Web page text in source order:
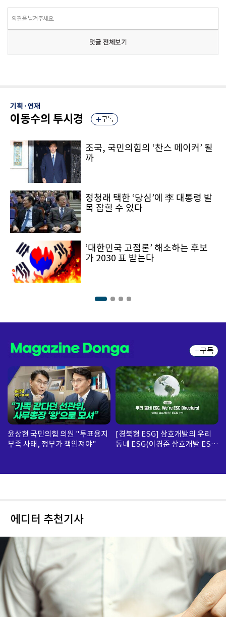
의견을 남겨주세요.
댓글 전체보기
기획·연재
이동수의 투시경 구독
조국, 국민의힘의 ‘찬스 메이커’ 될
까
정청래 택한 ‘당심’에 李 대통령 발
목 잡힐 수 있다
‘대한민국 고점론’ 해소하는 후보
가 2030 표 받는다
구독
윤상현 국민의힘 의원 "투표용지
부족 사태, 정부가 책임져야"
[경북형 ESG] 삼호개발의 우리
동네 ESG(이경준 삼호개발 ESG
에디터 추천기사